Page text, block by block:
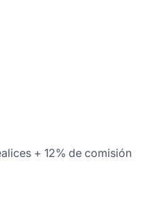
+ 12% de comisión